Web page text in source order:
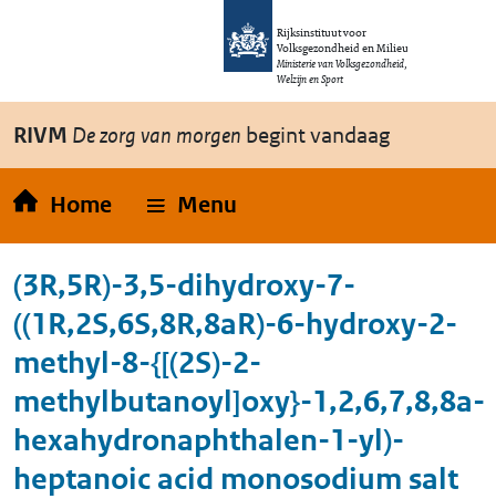
Overslaan en naar de inhoud gaan
Rijksinstituut voor
Volksgezondheid en Milieu
Ministerie van Volksgezondheid,
Welzijn en Sport
RIVM De zorg van morgen begint vandaag
Home Menu
(3R,5R)-3,5-dihydroxy-7-
((1R,2S,6S,8R,8aR)-6-hydroxy-2-
methyl-8-{[(2S)-2-
methylbutanoyl]oxy}-1,2,6,7,8,8a-
hexahydronaphthalen-1-yl)-
heptanoic acid monosodium salt